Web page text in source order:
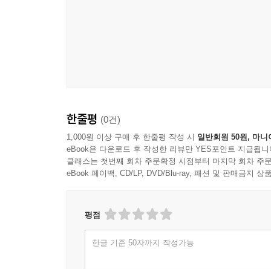
한줄평 (0건)
1,000원 이상 구매 후 한줄평 작성 시 일반회원 50원, 마니
eBook은 다운로드 후 작성한 리뷰만 YES포인트 지급됩니
클래스는 첫번째 회차 주문확정 시점부터 마지막 회차 주
eBook 페이백, CD/LP, DVD/Blu-ray, 패션 및 판매금지 상
평점
한글 기준 50자까지 작성가능